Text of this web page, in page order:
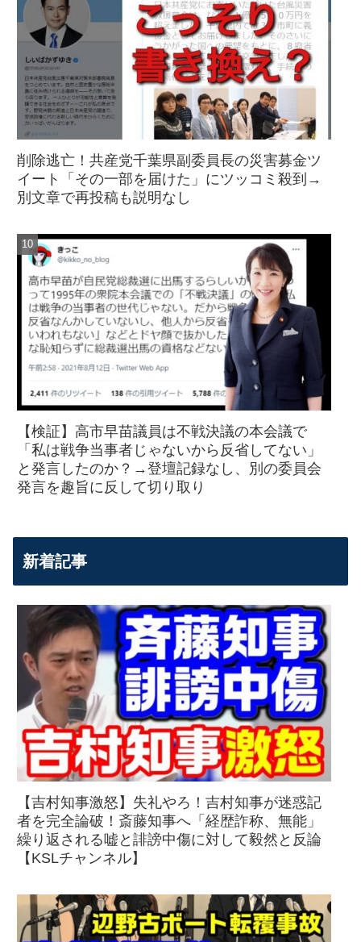
削除逃亡！共産党千葉県副委員長の災害募金ツ
イート「その一部を届けた」にツッコミ殺到→
別文章で再投稿も説明なし
【検証】高市早苗議員は不戦決議の本会議で
「私は戦争当事者じゃないから反省してない」
と発言したのか？→登壇記録なし、別の委員会
発言を趣旨に反して切り取り
新着記事
【吉村知事激怒】失礼やろ！吉村知事が迷惑記
者を完全論破！斎藤知事へ「経歴詐称、無能」
繰り返される嘘と誹謗中傷に対して毅然と反論
【KSLチャンネル】